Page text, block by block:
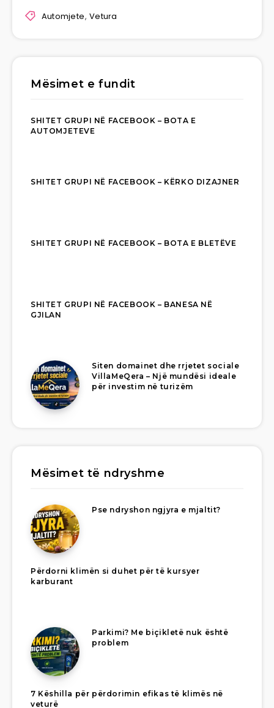
Automjete, Vetura
Mësimet e fundit
SHITET GRUPI NË FACEBOOK – BOTA E
AUTOMJETEVE
SHITET GRUPI NË FACEBOOK – KËRKO DIZAJNER
SHITET GRUPI NË FACEBOOK – BOTA E BLETËVE
SHITET GRUPI NË FACEBOOK – BANESA NË
GJILAN
Siten domainet dhe rrjetet sociale
VillaMeQera – Një mundësi ideale
për investim në turizëm
Mësimet të ndryshme
Pse ndryshon ngjyra e mjaltit?
Përdorni klimën si duhet për të kursyer
karburant
Parkimi? Me biçikletë nuk është
problem
7 Këshilla për përdorimin efikas të klimës në
veturë